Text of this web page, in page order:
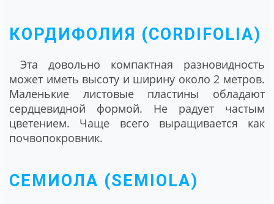
КОРДИФОЛИЯ (CORDIFOLIA)
Эта довольно компактная разновидность
может иметь высоту и ширину около 2 метров.
Маленькие листовые пластины обладают
сердцевидной формой. Не радует частым
цветением. Чаще всего выращивается как
почвопокровник.
СЕМИОЛА (SEMIOLA)